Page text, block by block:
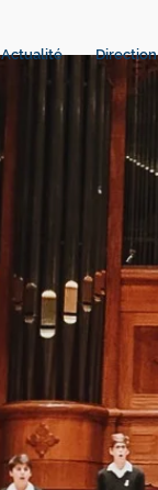
Actualité Direction